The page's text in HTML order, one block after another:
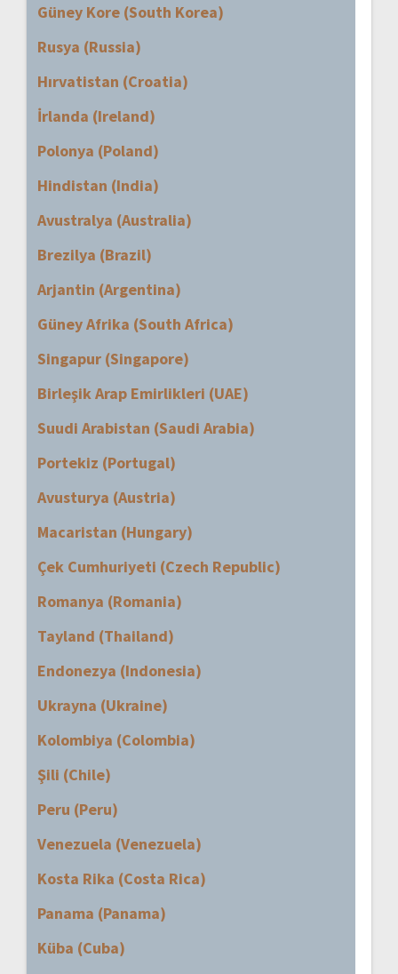
Güney Kore (South Korea)
Rusya (Russia)
Hırvatistan (Croatia)
İrlanda (Ireland)
Polonya (Poland)
Hindistan (India)
Avustralya (Australia)
Brezilya (Brazil)
Arjantin (Argentina)
Güney Afrika (South Africa)
Singapur (Singapore)
Birleşik Arap Emirlikleri (UAE)
Suudi Arabistan (Saudi Arabia)
Portekiz (Portugal)
Avusturya (Austria)
Macaristan (Hungary)
Çek Cumhuriyeti (Czech Republic)
Romanya (Romania)
Tayland (Thailand)
Endonezya (Indonesia)
Ukrayna (Ukraine)
Kolombiya (Colombia)
Şili (Chile)
Peru (Peru)
Venezuela (Venezuela)
Kosta Rika (Costa Rica)
Panama (Panama)
Küba (Cuba)